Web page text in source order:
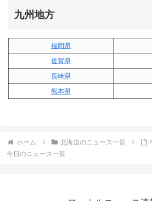
九州地方
福岡県
佐賀県
長崎県
熊本県
ホーム 北海道のニュース一覧
今日のニュース一覧